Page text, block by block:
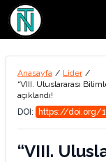
Anasayfa / Lider /
“VIII. Uluslararası
açıklandı!
DOI:
https://doi.org/
“VIII.